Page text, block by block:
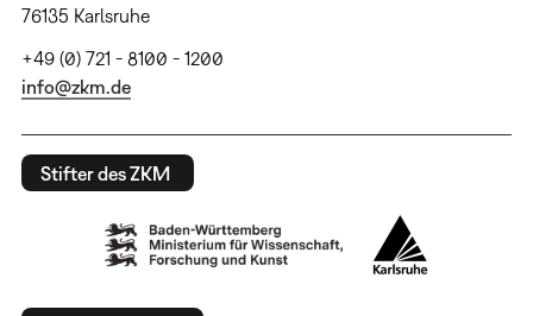
76135 Karlsruhe
+49 (0) 721 - 8100 - 1200
info@zkm.de
Stifter des ZKM